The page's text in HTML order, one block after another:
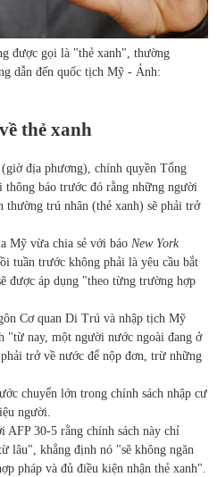
được gọi là "thẻ xanh", thường
dẫn đến quốc tịch Mỹ - Ảnh:
thẻ xanh
địa phương), chính quyền Tổng
báo trước đó rằng những người
trú nhân (thẻ xanh) sẽ phải trở
Mỹ vừa chia sẻ với báo New York
tuần trước không phải là yêu cầu bắt
được áp dụng "theo từng trường hợp
Cơ quan Di Trú và nhập tịch Mỹ
"từ nay, một người nước ngoài đang ở
trở về nước để nộp đơn, trừ những
chuyển lớn trong chính sách nhập cư
người.
30-5 rằng chính sách này chỉ
lâu", khẳng định nó "sẽ không ngăn
pháp và đủ điều kiện nhận thẻ xanh".